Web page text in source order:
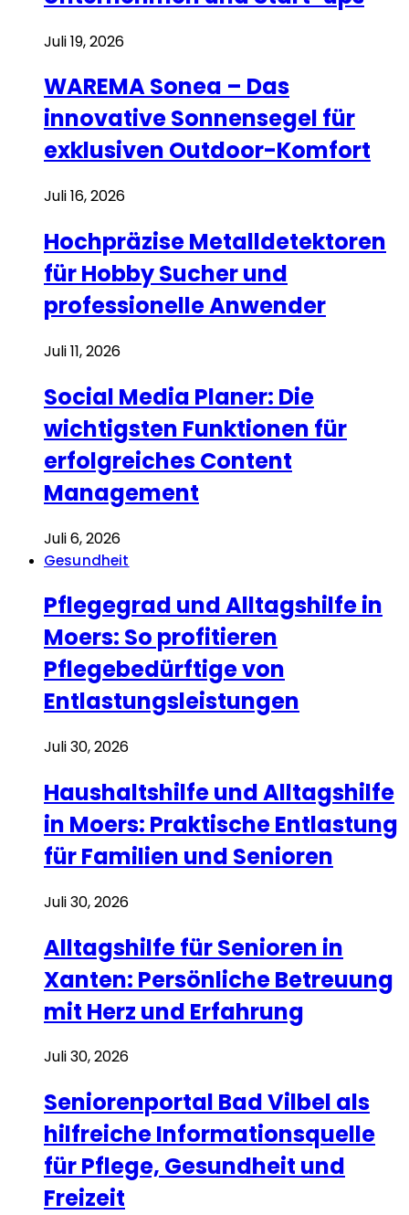
Juli 19, 2026
WAREMA Sonea – Das
innovative Sonnensegel für
exklusiven Outdoor-Komfort
Juli 16, 2026
Hochpräzise Metalldetektoren
für Hobby Sucher und
professionelle Anwender
Juli 11, 2026
Social Media Planer: Die
wichtigsten Funktionen für
erfolgreiches Content
Management
Juli 6, 2026
Gesundheit
Pflegegrad und Alltagshilfe in
Moers: So profitieren
Pflegebedürftige von
Entlastungsleistungen
Juli 30, 2026
Haushaltshilfe und Alltagshilfe
in Moers: Praktische Entlastung
für Familien und Senioren
Juli 30, 2026
Alltagshilfe für Senioren in
Xanten: Persönliche Betreuung
mit Herz und Erfahrung
Juli 30, 2026
Seniorenportal Bad Vilbel als
hilfreiche Informationsquelle
für Pflege, Gesundheit und
Freizeit